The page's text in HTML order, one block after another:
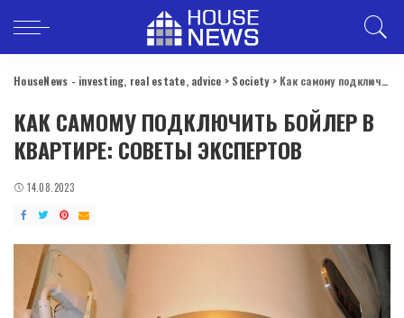
HouseNews - investing, real estate, advice > Society> Как самому подключить бойлер в квартире: советы экспертов
КАК САМОМУ ПОДКЛЮЧИТЬ БОЙЛЕР В
КВАРТИРЕ: СОВЕТЫ ЭКСПЕРТОВ
14.08.2023